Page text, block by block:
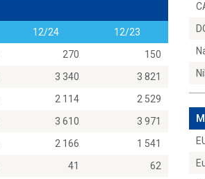
12/24
12/23
270
150
3 340
3 821
2 114
2 529
3 610
3 971
2 166
1 541
41
62